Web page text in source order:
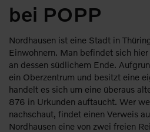
bei POPP
Nordhausen ist eine Stadt in
Einwohnern. Man befindet sich
an dessen südlichem Ende.
ein Oberzentrum und besitzt eine
handelt es sich um eine überaus
876 in Urkunden auftaucht. Wer
nachschaut, findet einen Verweis
Nordhausen eine von zwei freien